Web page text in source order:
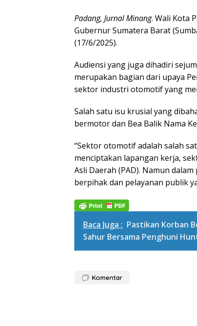
Padang, Jurnal Minang. Wali Kota
Gubernur Sumatera Barat
(17/6/2025).
Audiensi yang juga dihadiri
merupakan bagian dari upaya
sektor industri otomotif yang
Salah satu isu krusial yang
bermotor dan Bea Balik Nama
“Sektor otomotif adalah salah
menciptakan lapangan kerja,
Asli Daerah (PAD). Namun
berpihak dan pelayanan publik
Baca Juga : Pastikan Korban
Sahur Bersama Penghuni
Komentar